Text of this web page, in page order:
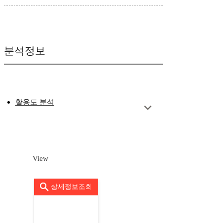
분석정보
활용도 분석
View
상세정보조회